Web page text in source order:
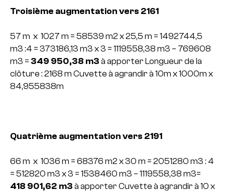
Troisième augmentation vers 2161
57 m x 1027 m = 58539 m2 x 25,5 m = 1492744,5
m3 :4 = 373186,13 m3 x 3 = 1119558,38 m3 – 769608
m3 = 349 950,38 m3 à apporter Longueur de la
clôture : 2168 m Cuvette à agrandir à 10m x 1000m x
84,955838m
Quatrième augmentation vers 2191
66 m x 1036 m = 68376 m2 x 30 m = 2051280 m3 : 4
= 512820 m3 x 3 = 1538460 m3 – 1119558,38 m3=
418 901,62 m3 à apporter Cuvette à agrandir à 10 x